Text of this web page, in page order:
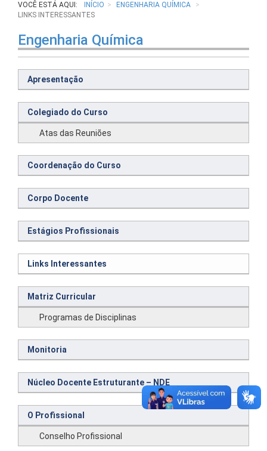
VOCÊ ESTÁ AQUI: INÍCIO
ENGENHARIA QUÍMICA
LINKS INTERESSANTES
Engenharia Química
Apresentação
Colegiado do Curso
Atas das Reuniões
Coordenação do Curso
Corpo Docente
Estágios Profissionais
Links Interessantes
Matriz Curricular
Programas de Disciplinas
Monitoria
Núcleo Docente Estruturante – NDE
O Profissional
Conselho Profissional